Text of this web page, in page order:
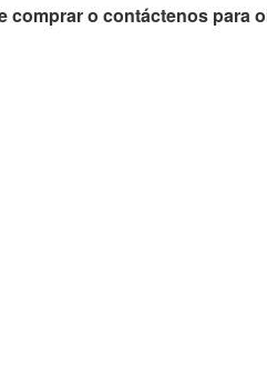
comprar o contáctenos para